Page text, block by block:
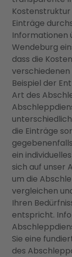
Einträge
Informationen
Wendeburg
dass die
Beispiel der
Art des
die Einträge
ein
sich auf unser
um die
vergleichen
Ihren
entspricht.
Sie eine
des